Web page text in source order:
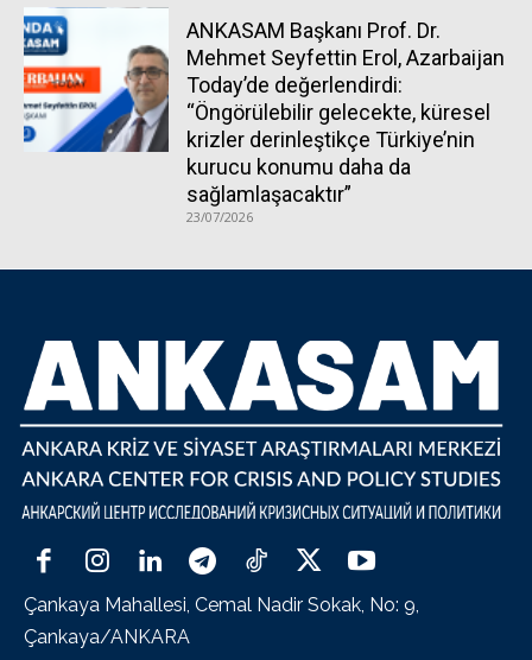
ANKASAM Başkanı Prof. Dr.
Mehmet Seyfettin Erol, Azarbaijan
Today’de değerlendirdi:
“Öngörülebilir gelecekte, küresel
krizler derinleştikçe Türkiye’nin
kurucu konumu daha da
sağlamlaşacaktır”
23/07/2026
Çankaya Mahallesi, Cemal Nadir Sokak, No: 9,
Çankaya/ANKARA